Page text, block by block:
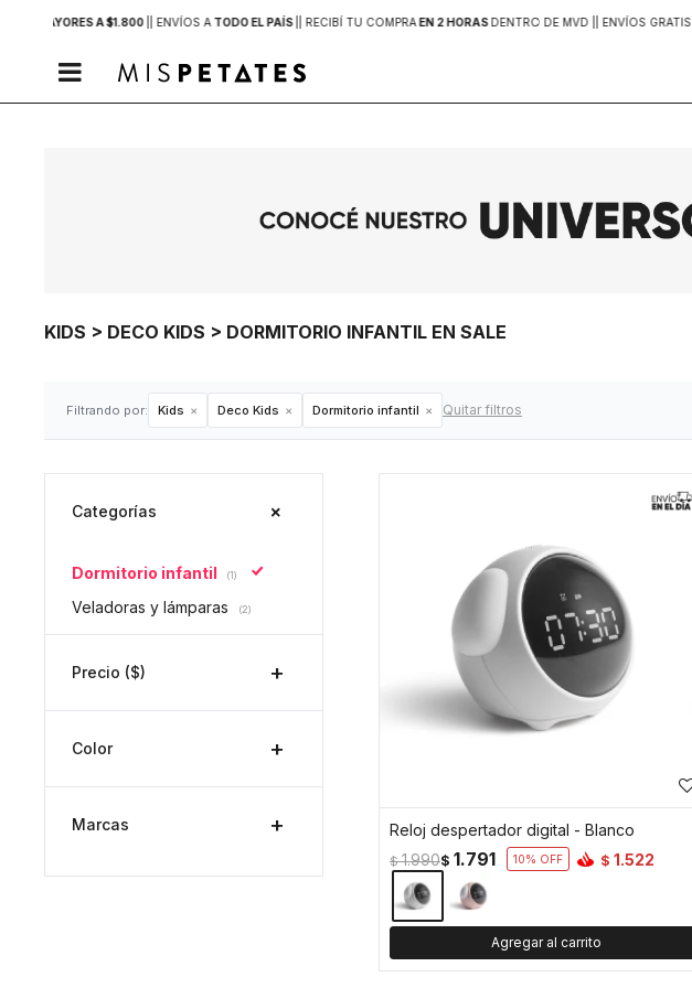
MAYORES A $1.800 | ENVÍOS A TODO EL PAÍS | RECIBÍ TU COMPRAEN 2 HORASDENTRO DE MVD | | ENVÍOS GRATIS

KIDS > DECO KIDS > DORMITORIO INFANTIL EN SALE
Filtrando por: Kids Deco Kids Dormitorio infantil Quitar filtros
Reloj despertador digital - Blanco
$ 1.791
$ 1.990 10 $ 1.522
Categorías
Dormitorio infantil (1)
Veladoras y lámparas (2)
Precio ($)
Color
Marcas